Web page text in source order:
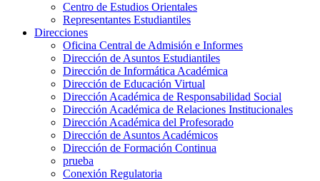
Centro de Estudios Orientales
Representantes Estudiantiles
Direcciones
Oficina Central de Admisión e Informes
Dirección de Asuntos Estudiantiles
Dirección de Informática Académica
Dirección de Educación Virtual
Dirección Académica de Responsabilidad Social
Dirección Académica de Relaciones Institucionales
Dirección Académica del Profesorado
Dirección de Asuntos Académicos
Dirección de Formación Continua
prueba
Conexión Regulatoria